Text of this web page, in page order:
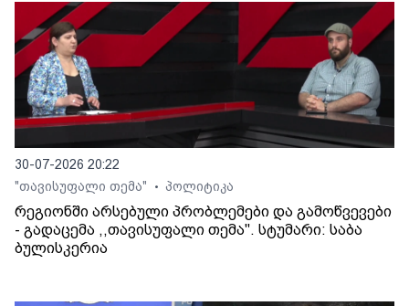
30-07-2026 20:22
"თავისუფალი თემა"
• პოლიტიკა
რეგიონში არსებული პრობლემები და გამოწვევები
- გადაცემა ,,თავისუფალი თემა". სტუმარი: საბა
ბულისკერია